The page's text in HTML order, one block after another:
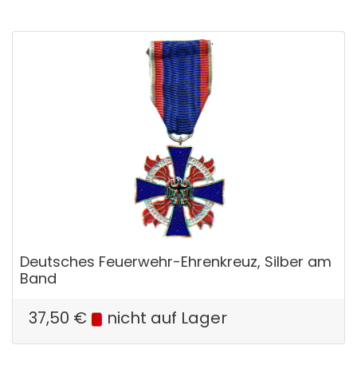
Deutsches Feuerwehr-Ehrenkreuz, Silber am
Band
37,50 € nicht auf Lager